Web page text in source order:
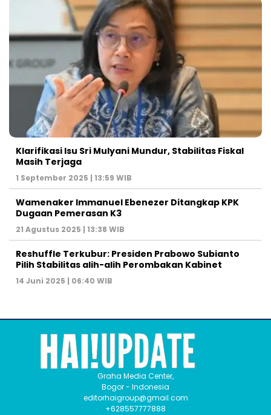
Klarifikasi Isu Sri Mulyani Mundur, Stabilitas Fiskal
Masih Terjaga
1 September 2025 | 13:59 WIB
Wamenaker Immanuel Ebenezer Ditangkap KPK
Dugaan Pemerasan K3
21 Agustus 2025 | 13:38 WIB
Reshuffle Terkubur: Presiden Prabowo Subianto
Pilih Stabilitas alih-alih Perombakan Kabinet
14 Juni 2025 | 06:40 WIB
Graha Media Center,
Bogor - Indonesia
editorhaigroup@gmail.com
+628557777888